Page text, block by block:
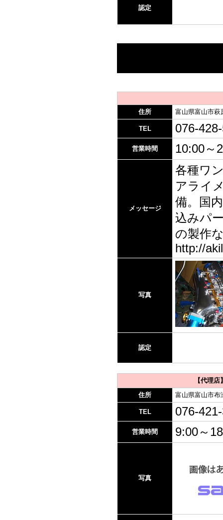
認定
住所 富山県富山市萩
TEL 076-
営業時間 10:00～
メッセージ
各種ワ
アライ
備。国
込みパ
の製作
http://
写真
認定
【代理
住所
富山県富山市布
TEL 076-
営業時間 9:00～
写真